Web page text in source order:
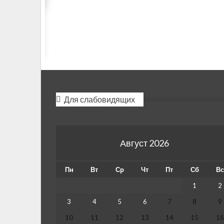
Для слабовидящих
Август 2026
Пн Вт Ср Чт Пт Сб
Вс
1
2
3
4 5 6 7 8
9
10
11 12 13 14 15 16